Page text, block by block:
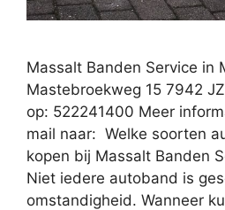
Massalt Banden Service in
Mastebroekweg 15 7942
op: 522241400 Meer
mail naar: Welke soorten
kopen bij Massalt Banden
Niet iedere autoband is
omstandigheid. Wanneer